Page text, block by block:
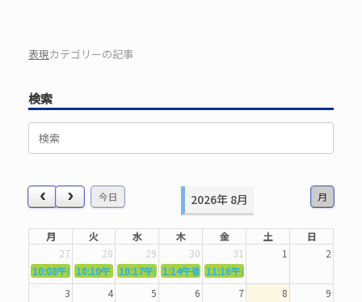
表現カテゴリーの記事
検索
今日 月
2026年 8月
月 火 水 木 金 土
日
27
28 29 30 31 1
2
10:08午前
5362．～国語力を〜
10:10午前5363．～自信を〜
10:17午前 5364．～信じて待つ〜
1:14午後 5365．～計画的に〜
11:16午前
3
4 5 6 7 8
9